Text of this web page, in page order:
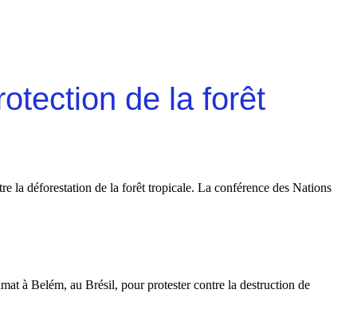
de la forêt
la déforestation de la forêt tropicale. La conférence des Nations
à Belém, au Brésil, pour protester contre la destruction de